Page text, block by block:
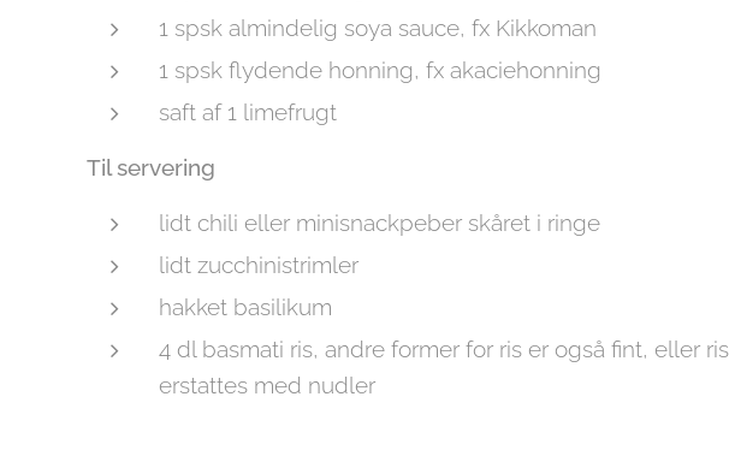
1 spsk almindelig soya sauce, fx Kikkoman
1 spsk flydende honning, fx akaciehonning
saft af 1 limefrugt
Til servering
lidt chili eller minisnackpeber skåret i ringe
lidt zucchinistrimler
hakket basilikum
4 dl basmati ris, andre former for ris er også fint, eller
erstattes med nudler